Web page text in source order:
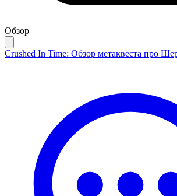
Обзор
Crushed In Time: Обзор метаквеста про